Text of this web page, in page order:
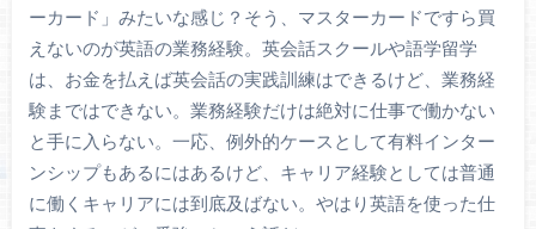
ーカード」みたいな感じ？そう、マスターカードですら買
えないのが英語の業務経験。英会話スクールや語学留学
は、お金を払えば英会話の実践訓練はできるけど、業務経
験まではできない。業務経験だけは絶対に仕事で働かない
と手に入らない。一応、例外的ケースとして有料インター
ンシップもあるにはあるけど、キャリア経験としては普通
に働くキャリアには到底及ばない。やはり英語を使った仕